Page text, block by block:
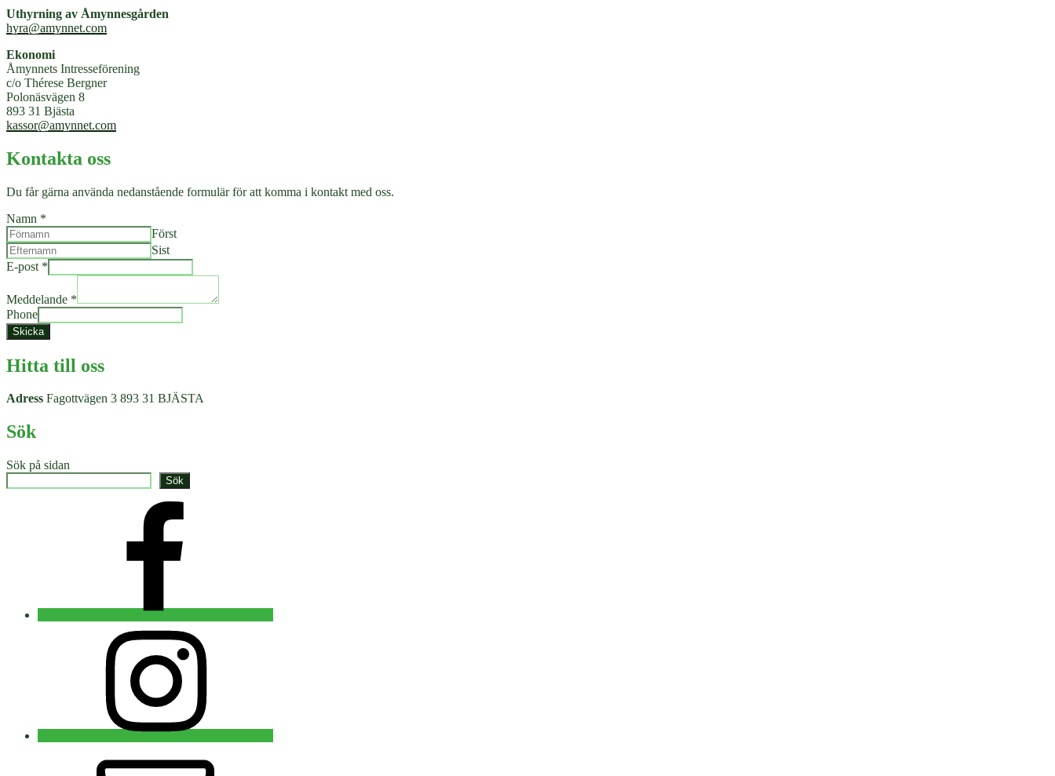
Uthyrning av Åmynnesgården
hyra@amynnet.com
Ekonomi
Åmynnets Intresseförening
c/o Thérese Bergner
Polonäsvägen 8
893 31 Bjästa
kassor@amynnet.com
Kontakta oss
Du får gärna använda nedanstående formulär för att komma i kontakt med oss.
Namn *
Först
Sist
E-post *
Meddelande *
Phone
Skicka
Hitta till oss
Adress Fagottvägen 3 893 31 BJÄSTA
Sök
Sök på sidan
Sök